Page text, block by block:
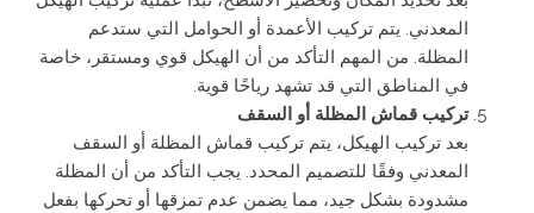
المعدني. يتم تركيب الأعمدة أو الحوامل التي ستدعم
المظلة. من المهم التأكد من أن الهيكل قوي ومستقر، خاصة
في المناطق التي قد تشهد رياحًا قوية.
تركيب قماش المظلة أو السقف
بعد تركيب الهيكل، يتم تركيب قماش المظلة أو السقف
المعدني وفقًا للتصميم المحدد. يجب التأكد من أن المظلة
مشدودة بشكل جيد، مما يضمن عدم تمزقها أو تحركها بفعل